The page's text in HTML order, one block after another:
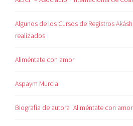
Algunos de los Cursos de Registros
realizados
Aliméntate con amor
Aspaym Murcia
Biografía de autora "Aliméntate con